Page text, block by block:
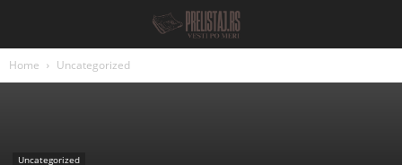
Home Uncategorized
Uncategorized